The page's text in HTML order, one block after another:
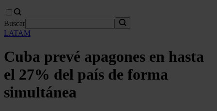
Buscar
LATAM
Cuba prevé apagones en hasta
el 27% del país de forma
simultánea